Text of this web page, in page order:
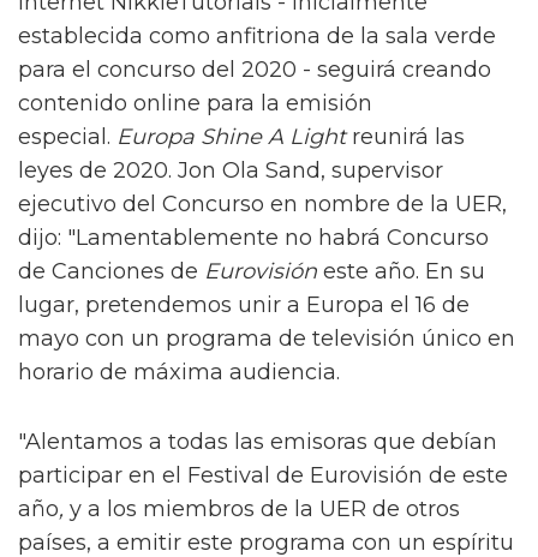
establecida como anfitriona de la sala verde
para el concurso del 2020 - seguirá creando
contenido online para la emisión
especial. Europa Shine A Lightreunirá las
leyes de 2020. Jon Ola Sand, supervisor
ejecutivo del Concurso en nombre de la UER,
dijo: "Lamentablemente no habrá Concurso
de Canciones de Eurovisión este año. En su
lugar, pretendemos unir a Europa el 16 de
mayo con un programa de televisión único en
horario de máxima audiencia.
"Alentamos a todas las emisoras que debían
participar en el Festival de Eurovisión de este
año, y a los miembros de la UER de otros
países, a emitir este programa con un espíritu